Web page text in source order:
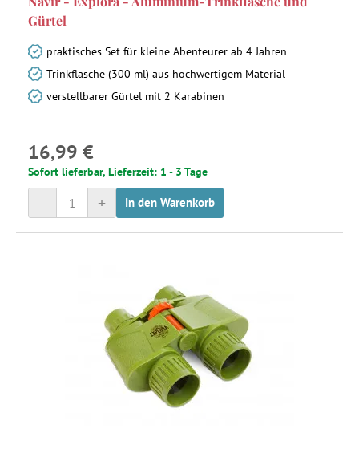
Gürtel
praktisches Set für kleine Abenteurer ab 4 Jahren
Trinkflasche (300 ml) aus hochwertigem Material
verstellbarer Gürtel mit 2 Karabinen
16,99 €
Sofort lieferbar, Lieferzeit: 1 - 3 Tage
+
- In den Warenkorb